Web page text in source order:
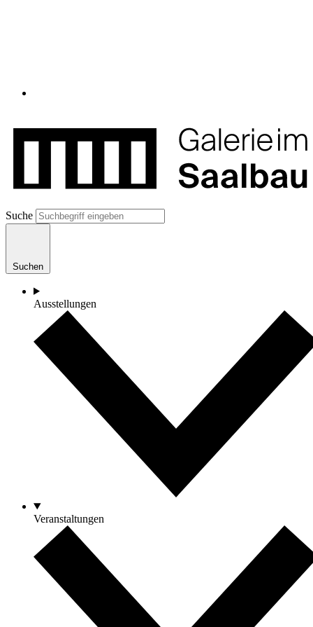
Suche
Suchen
Ausstellungen
Veranstaltungen